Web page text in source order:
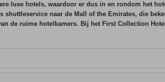
luxe hotels, waardoor er dus in en rondom het
naar de Mall of the Emirates, die
de ruime hotelkamers. Bij het First Collection